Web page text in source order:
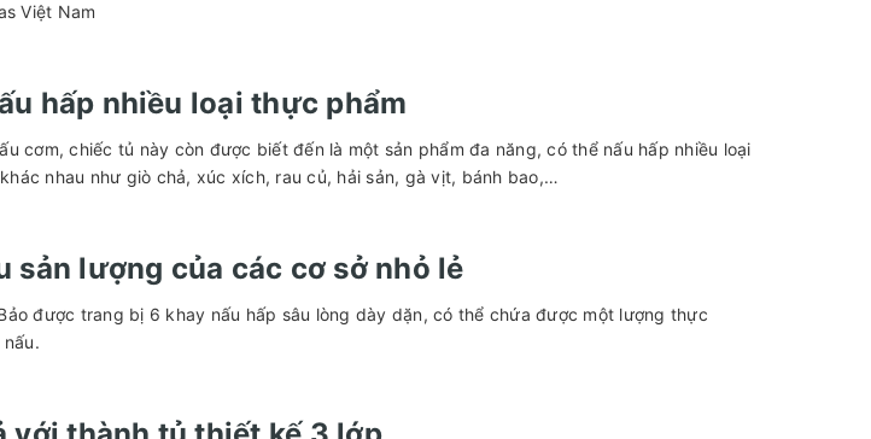
Việt Nam
hấp nhiều loại thực phẩm
cơm, chiếc tủ này còn được biết đến là một sản phẩm đa năng, có thể nấu hấp nhiều loại
nhau như giò chả, xúc xích, rau củ, hải sản, gà vịt, bánh bao,…
sản lượng của các cơ sở nhỏ lẻ
được trang bị 6 khay nấu hấp sâu lòng dày dặn, có thể chứa được một lượng thực